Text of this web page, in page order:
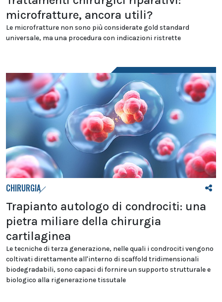
microfratture, ancora utili?
Le microfratture non sono più considerate gold standard
universale, ma una procedura con indicazioni ristrette
CHIRURGIA
Trapianto autologo di condrociti: una
pietra miliare della chirurgia
cartilaginea
Le tecniche di terza generazione, nelle quali i condrociti vengono
coltivati direttamente all'interno di scaffold tridimensionali
biodegradabili, sono capaci di fornire un supporto strutturale e
biologico alla rigenerazione tissutale